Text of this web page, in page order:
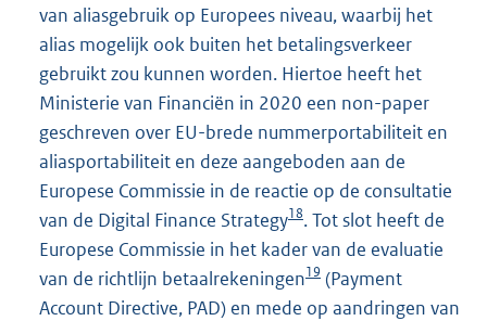
van aliasgebruik op Europees niveau, waarbij het
alias mogelijk ook buiten het betalingsverkeer
gebruikt zou kunnen worden. Hiertoe heeft het
Ministerie van Financiën in 2020 een non-paper
geschreven over EU-brede nummerportabiliteit en
aliasportabiliteit en deze aangeboden aan de
Europese Commissie in de reactie op de consultatie
van de Digital Finance Strategy18. Tot slot heeft de
Europese Commissie in het kader van de evaluatie
van de richtlijn betaalrekeningen19 (Payment
Account Directive, PAD) en mede op aandringen van